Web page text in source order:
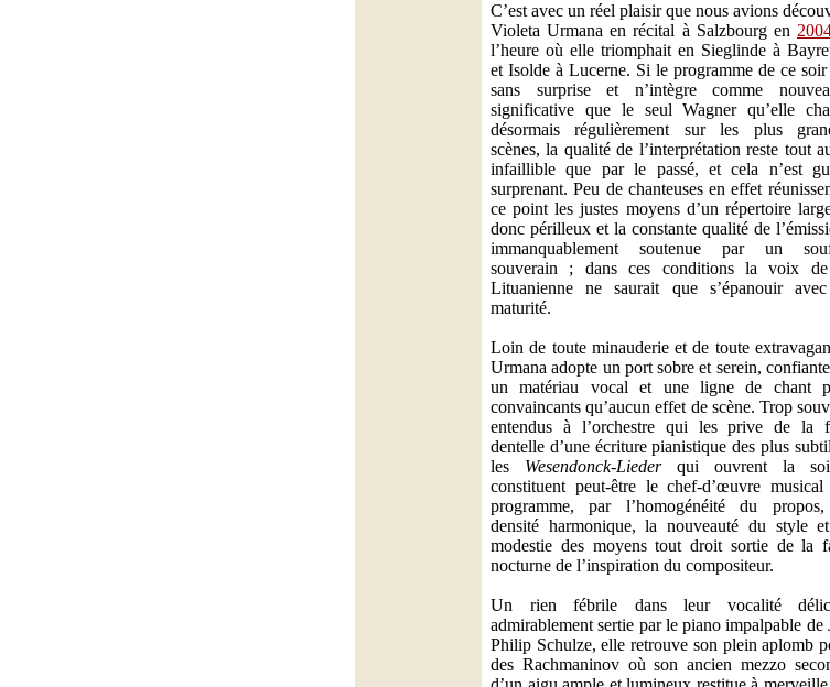
C’est avec un réel plaisir que nous avions
Violeta Urmana en récital à Salzbourg en
l’heure où elle triomphait en Sieglinde à
et Isolde à Lucerne. Si le programme de ce soir
sans surprise et n’intègre comme
significative que le seul Wagner qu’elle
désormais régulièrement sur les plus
scènes, la qualité de l’interprétation reste tout
infaillible que par le passé, et cela n’est
surprenant. Peu de chanteuses en effet
ce point les justes moyens d’un répertoire
donc périlleux et la constante qualité de
immanquablement soutenue par un
souverain ; dans ces conditions la voix
Lituanienne ne saurait que s’épanouir
maturité.
Loin de toute minauderie et de toute
Urmana adopte un port sobre et serein,
un matériau vocal et une ligne de chant
convaincants qu’aucun effet de scène. Trop
entendus à l’orchestre qui les prive de la
dentelle d’une écriture pianistique des plus
les Wesendonck-Liederqui ouvrent la
constituent peut-être le chef-d’œuvre musical
programme, par l’homogénéité du
densité harmonique, la nouveauté du style
modestie des moyens tout droit sortie de la
nocturne de l’inspiration du compositeur.
Un rien fébrile dans leur vocalité
admirablement sertie par le piano impalpable de
Philip Schulze, elle retrouve son plein aplomb
des Rachmaninov où son ancien mezzo